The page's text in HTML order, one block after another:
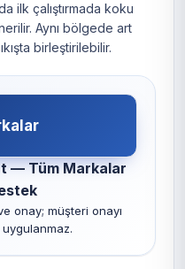
ilk çalıştırmada koku
Aynı bölgede art
birleştirilebilir.
— Tüm Markalar
onay; müşteri onayı